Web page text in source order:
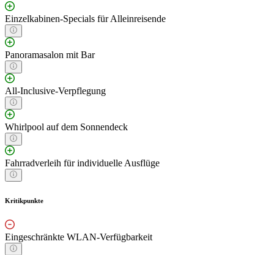
Einzelkabinen-Specials für Alleinreisende
Panoramasalon mit Bar
All-Inclusive-Verpflegung
Whirlpool auf dem Sonnendeck
Fahrradverleih für individuelle Ausflüge
Kritikpunkte
Eingeschränkte WLAN-Verfügbarkeit